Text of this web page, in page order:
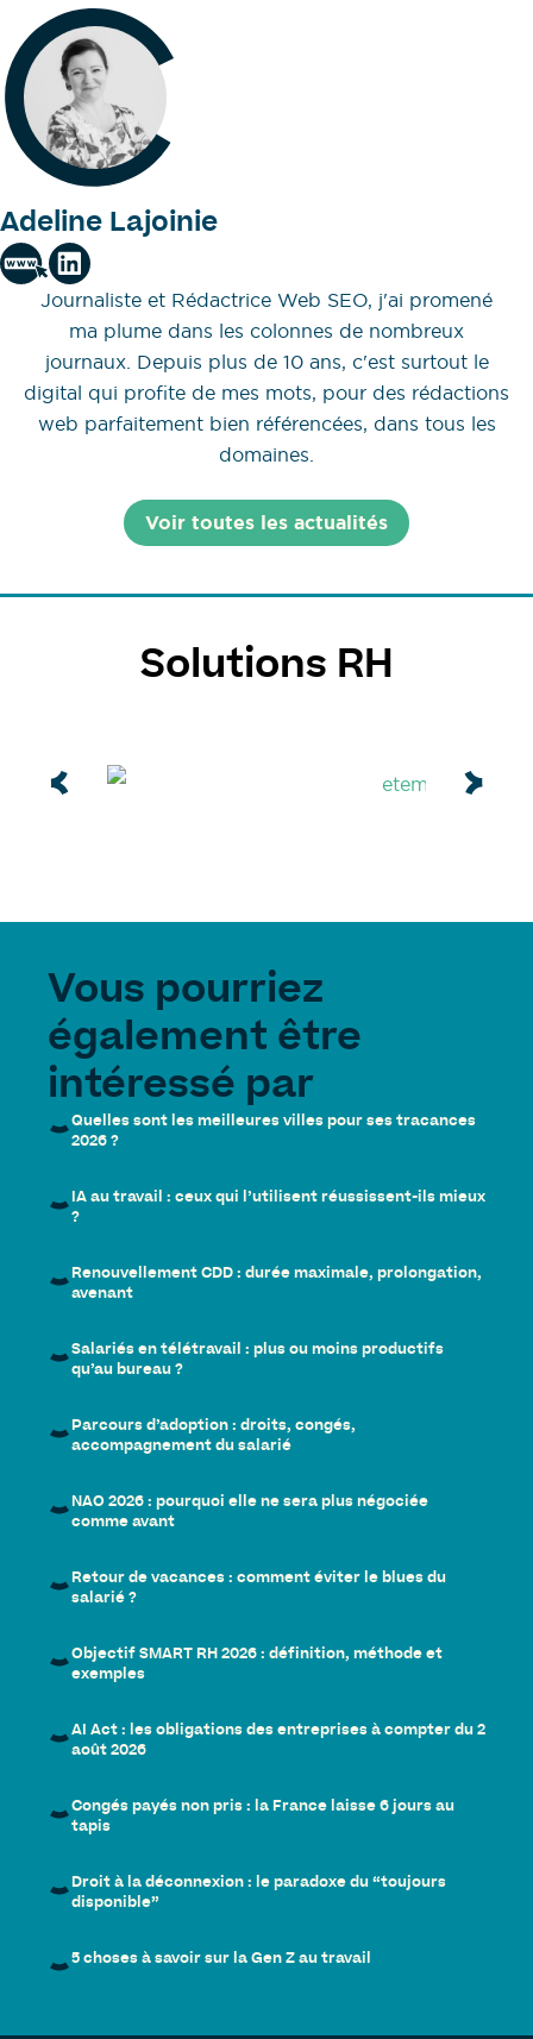
Adeline Lajoinie
Journaliste et Rédactrice Web SEO, j'ai promené
ma plume dans les colonnes de nombreux
journaux. Depuis plus de 10 ans, c'est surtout le
digital qui profite de mes mots, pour des rédactions
web parfaitement bien référencées, dans tous les
domaines.
Voir toutes les actualités
Solutions RH
Vous pourriez
également être
intéressé par
Quelles sont les meilleures villes pour ses tracances
2026 ?
IA au travail : ceux qui l’utilisent réussissent-ils mieux
?
Renouvellement CDD : durée maximale, prolongation,
avenant
Salariés en télétravail : plus ou moins productifs
qu’au bureau ?
Parcours d’adoption : droits, congés,
accompagnement du salarié
NAO 2026 : pourquoi elle ne sera plus négociée
comme avant
Retour de vacances : comment éviter le blues du
salarié ?
Objectif SMART RH 2026 : définition, méthode et
exemples
AI Act : les obligations des entreprises à compter du 2
août 2026
Congés payés non pris : la France laisse 6 jours au
tapis
Droit à la déconnexion : le paradoxe du “toujours
disponible”
5 choses à savoir sur la Gen Z au travail